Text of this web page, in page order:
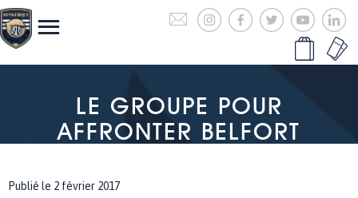
LE GROUPE POUR
AFFRONTER BELFORT
Publié le 2 février 2017